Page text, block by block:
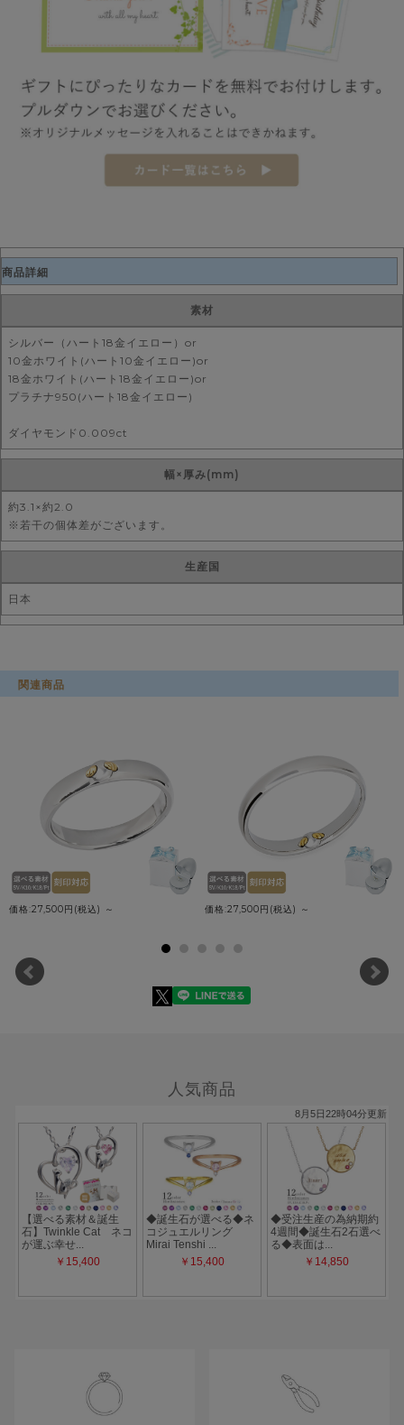
商品詳細
素材
シルバー（ハート18金イエロー）or
10金ホワイト(ハート10金イエロー)or
18金ホワイト(ハート18金イエロー)or
プラチナ950(ハート18金イエロー)
ダイヤモンド0.009ct
幅×厚み(mm)
約3.1×約2.0
※若干の個体差がございます。
生産国
日本
関連商品
価格:27,500円(税込) ～ 価格:27,500円(税込) ～
人気商品